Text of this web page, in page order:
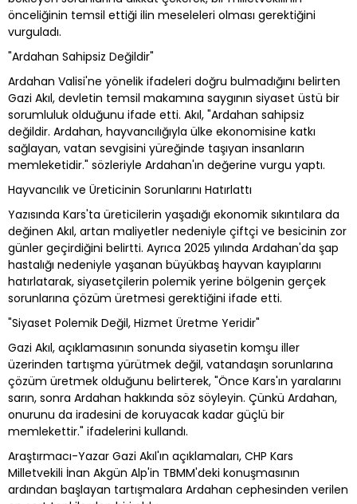
önceliğinin temsil ettiği ilin meseleleri olması gerektiğini
vurguladı.
"Ardahan Sahipsiz Değildir"
Ardahan Valisi'ne yönelik ifadeleri doğru bulmadığını belirten
Gazi Akıl, devletin temsil makamına saygının siyaset üstü bir
sorumluluk olduğunu ifade etti. Akıl, "Ardahan sahipsiz
değildir. Ardahan, hayvancılığıyla ülke ekonomisine katkı
sağlayan, vatan sevgisini yüreğinde taşıyan insanların
memleketidir." sözleriyle Ardahan'ın değerine vurgu yaptı.
Hayvancılık ve Üreticinin Sorunlarını Hatırlattı
Yazısında Kars'ta üreticilerin yaşadığı ekonomik sıkıntılara da
değinen Akıl, artan maliyetler nedeniyle çiftçi ve besicinin zor
günler geçirdiğini belirtti. Ayrıca 2025 yılında Ardahan'da şap
hastalığı nedeniyle yaşanan büyükbaş hayvan kayıplarını
hatırlatarak, siyasetçilerin polemik yerine bölgenin gerçek
sorunlarına çözüm üretmesi gerektiğini ifade etti.
"Siyaset Polemik Değil, Hizmet Üretme Yeridir"
Gazi Akıl, açıklamasının sonunda siyasetin komşu iller
üzerinden tartışma yürütmek değil, vatandaşın sorunlarına
çözüm üretmek olduğunu belirterek, "Önce Kars'ın yaralarını
sarın, sonra Ardahan hakkında söz söyleyin. Çünkü Ardahan,
onurunu da iradesini de koruyacak kadar güçlü bir
memlekettir." ifadelerini kullandı.
Araştırmacı-Yazar Gazi Akıl'ın açıklamaları, CHP Kars
Milletvekili İnan Akgün Alp'in TBMM'deki konuşmasının
ardından başlayan tartışmalara Ardahan cephesinden verilen